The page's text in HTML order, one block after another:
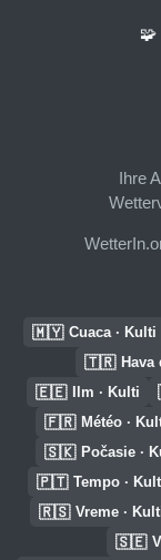
Ihre
🧩
🇲🇾 Cuaca · Kulti
🇹🇷 Hava
🇪🇪 Ilm · Kulti
🇫🇷 Météo ·
🇸🇰 Počasie ·
🇵🇹 Tempo ·
🇷🇸 Vreme ·
🇸🇪